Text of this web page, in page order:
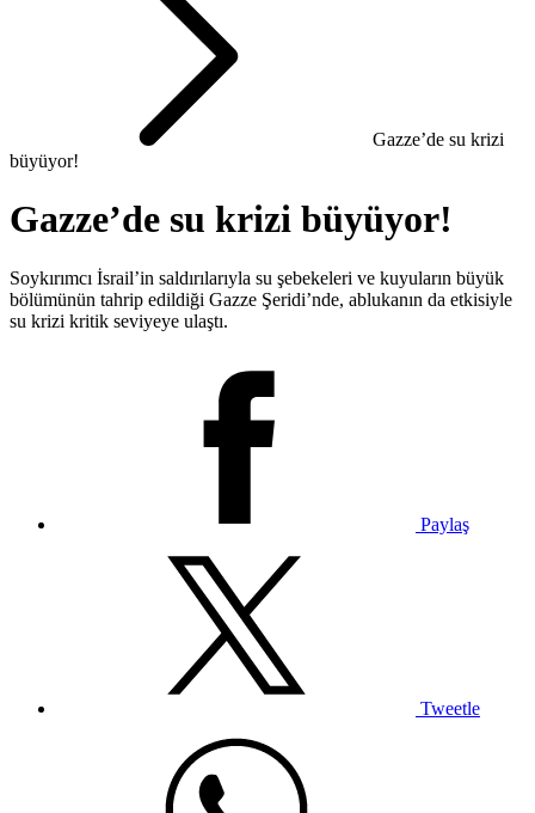
Gazze’de su krizi
büyüyor!
Gazze’de su krizi büyüyor!
Soykırımcı İsrail’in saldırılarıyla su şebekeleri ve kuyuların büyük
bölümünün tahrip edildiği Gazze Şeridi’nde, ablukanın da etkisiyle
su krizi kritik seviyeye ulaştı.
Paylaş
Tweetle